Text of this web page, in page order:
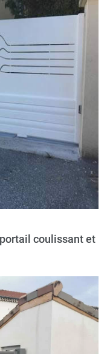
coulissant et